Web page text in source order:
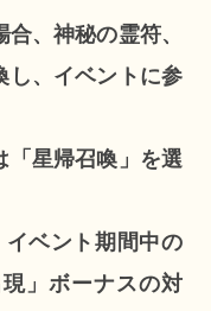
、神秘の霊符、
し、イベントに参
「星帰召喚」を選
ベント期間中の
」ボーナスの対